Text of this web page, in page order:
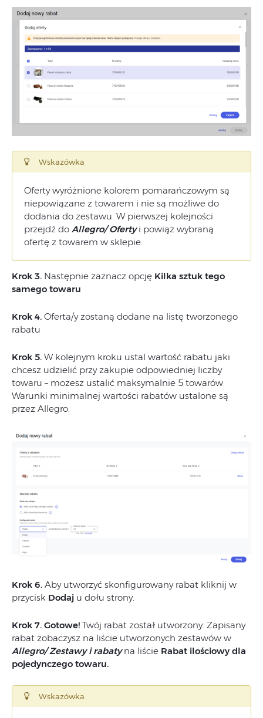
Wskazówka
Oferty wyróżnione kolorem pomarańczowym są
niepowiązane z towarem i nie są możliwe do
dodania do zestawu. W pierwszej kolejności
przejdź do Allegro/ Ofertyi powiąż wybraną
ofertę z towarem w sklepie.
Krok 3. Następnie zaznacz opcję Kilka sztuk tego
samego towaru
Krok 4. Oferta/y zostaną dodane na listę tworzonego
rabatu
Krok 5. W kolejnym kroku ustal wartość rabatu jaki
chcesz udzielić przy zakupie odpowiedniej liczby
towaru – możesz ustalić maksymalnie 5 towarów.
Warunki minimalnej wartości rabatów ustalone są
przez Allegro.
Krok 6. Aby utworzyć skonfigurowany rabat kliknij w
przycisk Dodaj u dołu strony.
Krok 7. Gotowe! Twój rabat został utworzony. Zapisany
rabat zobaczysz na liście utworzonych zestawów w
Allegro/ Zestawy i rabatyna liście Rabat ilościowy dla
pojedynczego towaru.
Wskazówka